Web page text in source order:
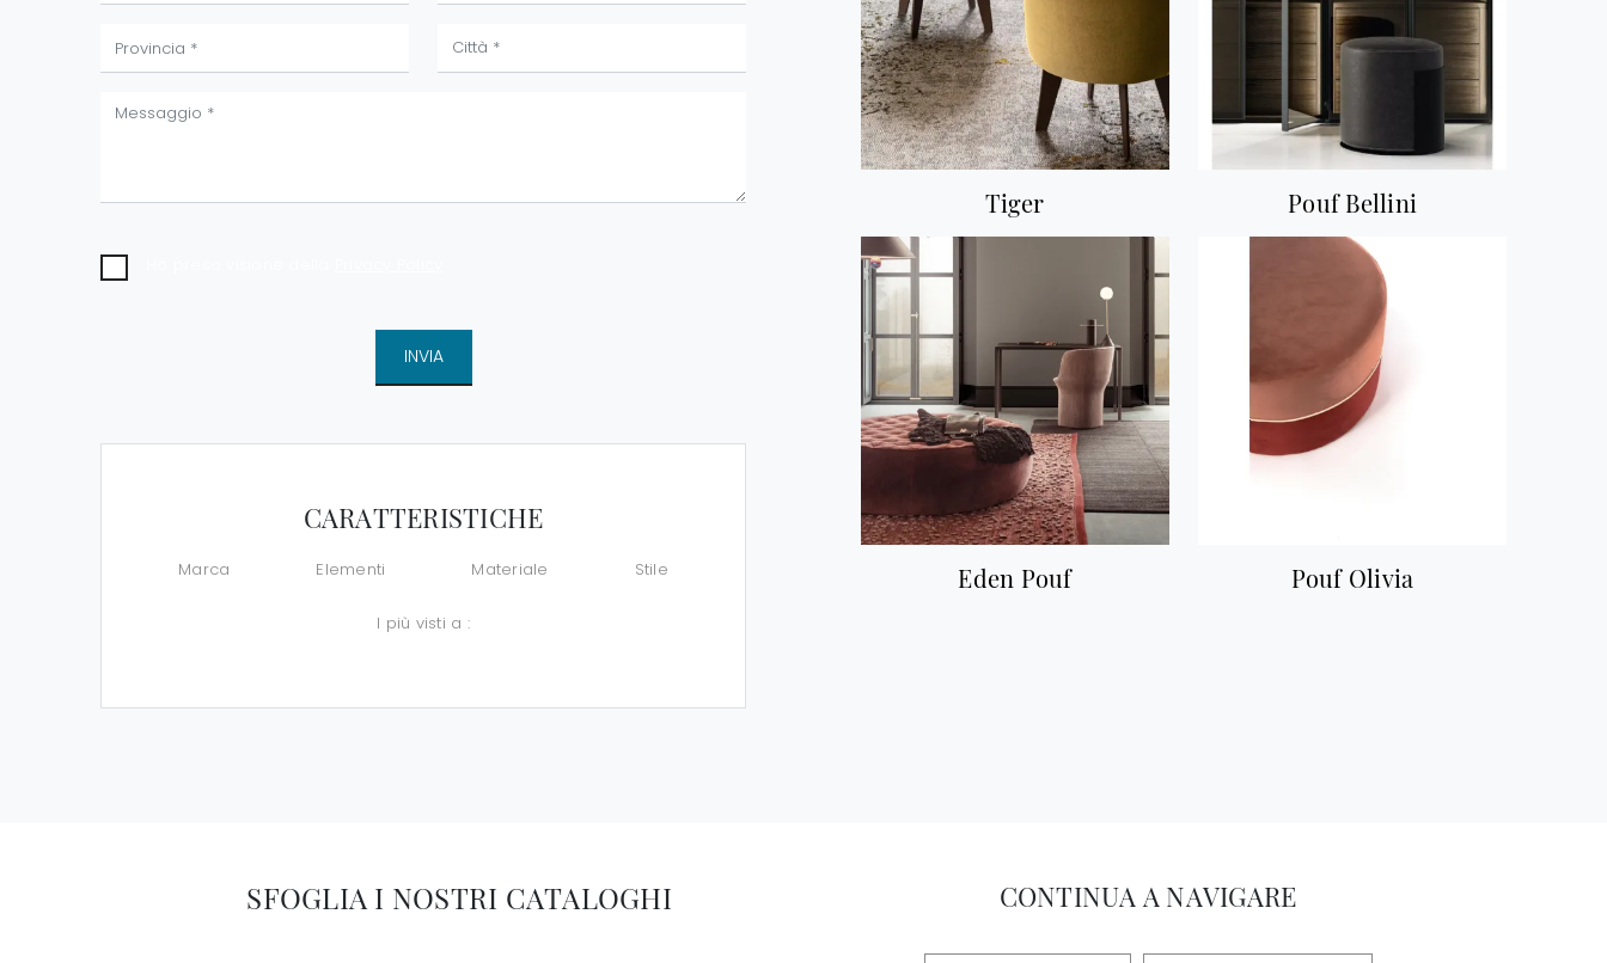
INVIA
CARATTERISTICHE
Marca Elementi Materiale Stile
I più visti a :
Tiger Pouf Bellini
Eden Pouf Pouf Olivia
SFOGLIA I NOSTRI CATALOGHI CONTINUA A NAVIGARE